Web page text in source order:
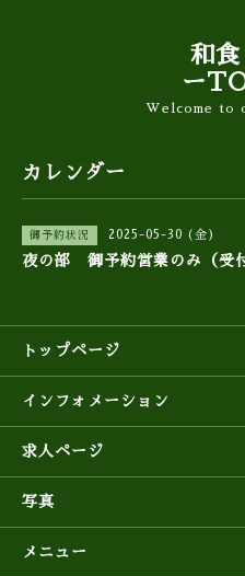
和
ー
Welcome to
カレンダー
御予約状況 2025-05-30 (金)
夜の部 御予約営業のみ（受
トップページ
インフォメーション
求人ページ
写真
メニュー